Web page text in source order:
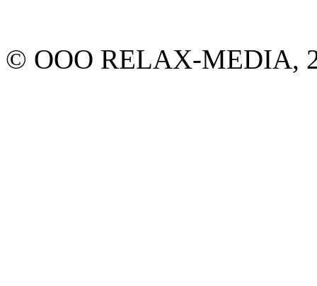
© ООО RELAX-MEDIA,